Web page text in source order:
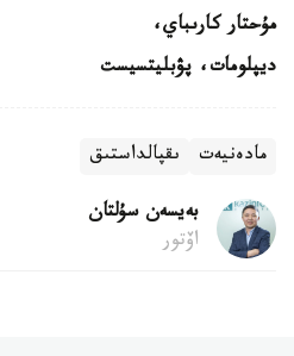
مۇحتار كارىباي،
ديپلومات، پۋبليتسيست
مادەنيەت ىقپالداستىق
بەيسەن سۇلتان
اۆتور